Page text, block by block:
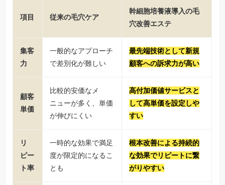
項目 従来の毛穴ケア
幹細胞培養液導入の毛
穴改善エステ
集客
力
一般的なアプローチ
で差別化が難しい
最先端技術として新規
顧客への訴求力が高い
顧客
単価
比較的安価なメ
ニューが多く、単価
が伸びにくい
高付加価値サービスと
して高単価を設定しや
すい
リ
ピー
ト率
一時的な効果で満足
度が限定的になるこ
とも
根本改善による持続的
な効果でリピートに繋
がりやすい